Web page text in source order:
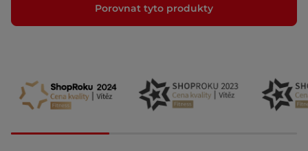
Porovnat tyto produkty